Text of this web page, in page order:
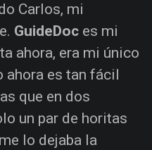
Carlos, mi
GuideDoc es mi
ahora, era mi único
ahora es tan fácil
que en dos
un par de horitas
lo dejaba la